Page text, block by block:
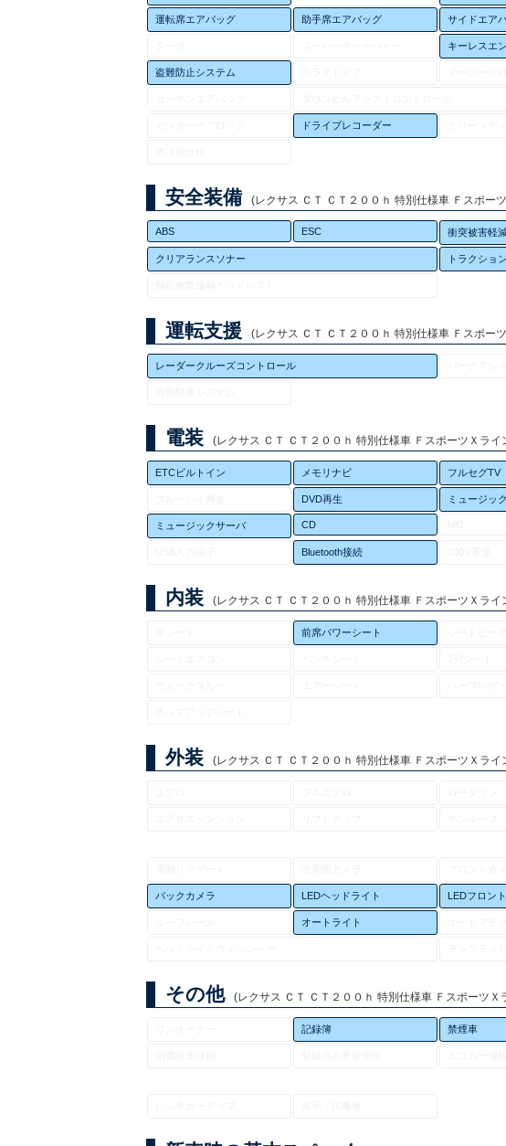
運転席エアバッグ 助手席エアバッグ サイドエア
キーレスエ
盗難防止システム
ドライブレコーダー
安全装備 (レクサス ＣＴ ＣＴ２００ｈ 特別仕様車 Ｆスポー
ABS ESC 衝突被害軽
クリアランスソナー トラクショ
運転支援 (レクサス ＣＴ ＣＴ２００ｈ 特別仕様車 Ｆスポー
レーダークルーズコントロール
電装 (レクサス ＣＴ ＣＴ２００ｈ 特別仕様車 ＦスポーツＸライ
ETCビルトイン メモリナビ フルセグTV
DVD再生 ミュージッ
ミュージックサーバ CD
Bluetooth接続
内装 (レクサス ＣＴ ＣＴ２００ｈ 特別仕様車 ＦスポーツＸライ
前席パワーシート
外装 (レクサス ＣＴ ＣＴ２００ｈ 特別仕様車 ＦスポーツＸライ
バックカメラ LEDヘッドライト LEDフロン
オートライト
その他 (レクサス ＣＴ ＣＴ２００ｈ 特別仕様車 ＦスポーツＸ
記録簿 禁煙車